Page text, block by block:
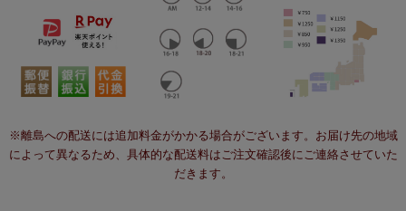
※離島への配送には追加料金がかかる場合がございます。お届け先の地域
によって異なるため、具体的な配送料はご注文確認後にご連絡させていた
だきます。